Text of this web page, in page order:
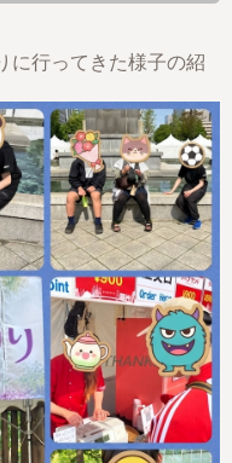
に行ってきた様子の紹